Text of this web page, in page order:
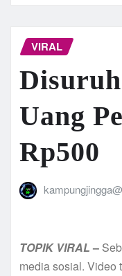
VIRAL
Uang
Rp500
TOPIK VIRAL –
media sosial. Video